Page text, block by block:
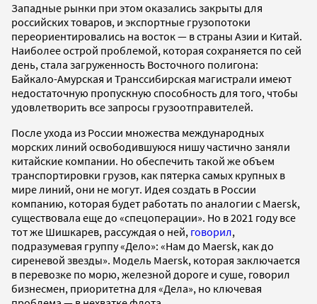
Западные рынки при этом оказались закрыты для
российских товаров, и экспортные грузопотоки
переориентировались на восток — в страны Азии и Китай.
Наиболее острой проблемой, которая сохраняется по сей
день, стала загруженность Восточного полигона:
Байкало-Амурская и Транссибирская магистрали имеют
недостаточную пропускную способность для того, чтобы
удовлетворить все запросы грузоотправителей.
После ухода из России множества международных
морских линий освободившуюся нишу частично заняли
китайские компании. Но обеспечить такой же объем
транспортировки грузов, как пятерка самых крупных в
мире линий, они не могут. Идея создать в России
компанию, которая будет работать по аналогии с Maersk,
существовала еще до «спецоперации». Но в 2021 году все
тот же Шишкарев, рассуждая о ней, говорил,
подразумевая группу «Дело»: «Нам до Maersk, как до
сиреневой звезды». Модель Maersk, которая заключается
в перевозке по морю, железной дороге и суше, говорил
бизнесмен, приоритетна для «Дела», но ключевая